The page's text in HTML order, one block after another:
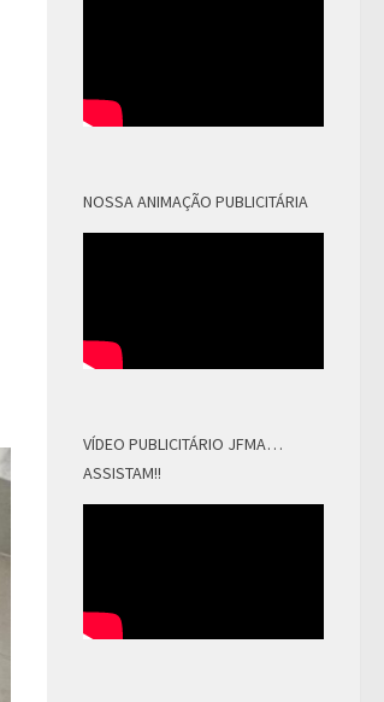
NOSSA ANIMAÇÃO PUBLICITÁRIA
VÍDEO PUBLICITÁRIO JFMA…
ASSISTAM!!